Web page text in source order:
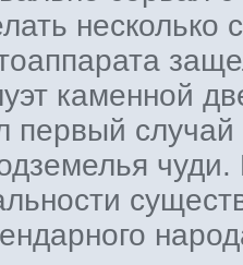
несколько
каменной
первый случай